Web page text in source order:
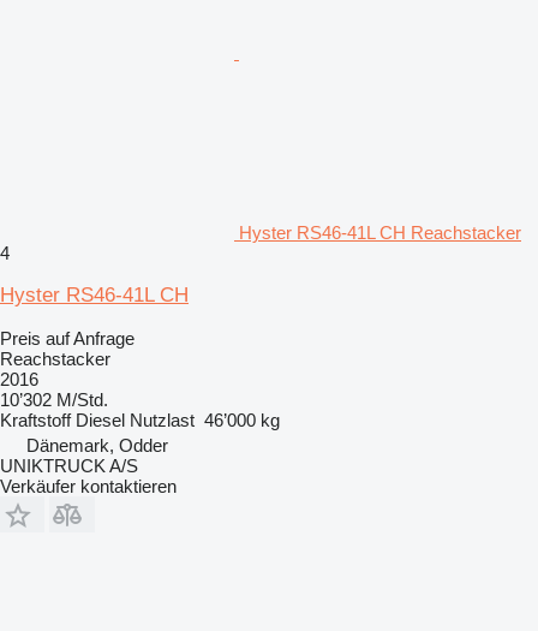
Hyster RS46-41L CH Reachstacker
4
Hyster RS46-41L CH
Preis auf Anfrage
Reachstacker
2016
10’302 M/Std.
Kraftstoff Diesel Nutzlast 46’000 kg
Dänemark, Odder
UNIKTRUCK A/S
Verkäufer kontaktieren